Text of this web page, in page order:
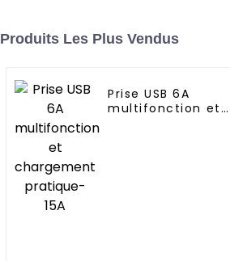
Produits Les Plus Vendus
Prise USB 6A
multifonction et